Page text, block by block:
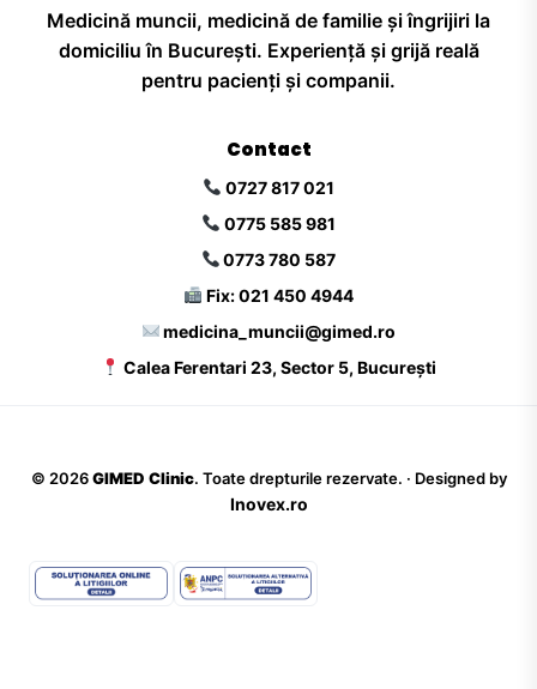
Medicină muncii, medicină de familie și îngrijiri la
domiciliu în București. Experiență și grijă reală
pentru pacienți și companii.
Contact
0727 817 021
0775 585 981
0773 780 587
Fix: 021 450 4944
medicina_muncii@gimed.ro
Calea Ferentari 23, Sector 5, București
© 2026 GIMED Clinic. Toate drepturile rezervate. · Designed by
Inovex.ro